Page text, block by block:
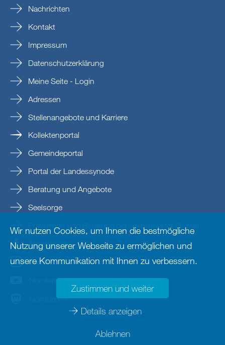
Nachrichten
Kontakt
Impressum
Datenschutzerklärung
Meine Seite - Login
Adressen
Stellenangebote und Karriere
Kollektenportal
Gemeindeportal
Portal der Landessynode
Beratung und Angebote
Seelsorge
Prävention und Beratung bei sexualisierter Gewalt
Nordkirche
nordkirche
Nordkirche
Nordkirche
Wir nutzen Cookies, um Ihnen die bestmögliche
Nutzung unserer Webseite zu ermöglichen und
unsere Kommunikation mit Ihnen zu verbessern.
Zustimmen und weiter
Details anzeigen
Ablehnen